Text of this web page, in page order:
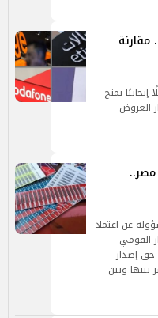
باقات الإنترنت في مصر 2026.. مقارنة
الإنترنت في مصر 2026 عاملًا إيجابيًا يمنح
العروض
عن اعتماد
القومي
حق إصدار
بينها وبين